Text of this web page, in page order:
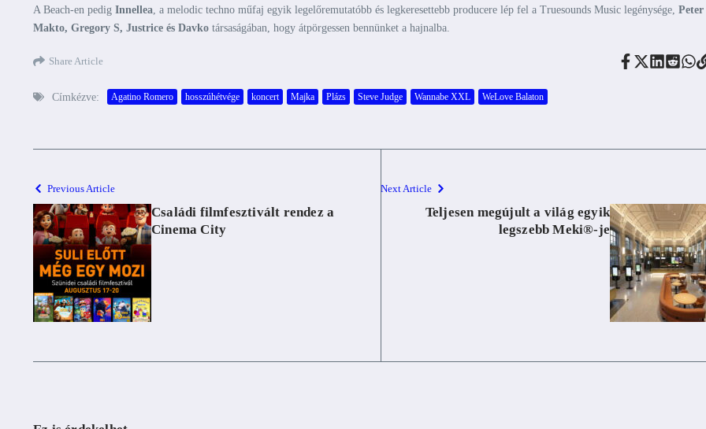
A Beach-en pedig Innellea , a melodic techno műfaj egyik legelőremutatóbb és legkeresettebb producere lép fel a Truesounds Music legénysége, Peter
Makto, Gregory S, Justrice és Davko társaságában, hogy átpörgessen bennünket a hajnalba.
Share Article
Címkézve: Agatino Romero hosszúhétvége koncert Majka Plázs Steve Judge Wannabe XXL WeLove Balaton
Previous Article
Családi filmfesztivált rendez a
Cinema City
Next Article
Teljesen megújult a világ egyik
legszebb Meki®-je